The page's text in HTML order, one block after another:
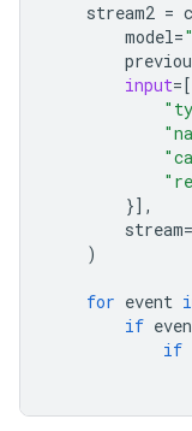
stream2 =
model=
input=
}],
stream=
)
for event
if
if